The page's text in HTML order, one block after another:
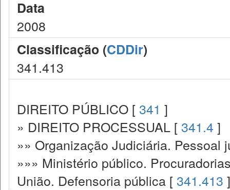
Data
2008
Classificação (CDDir)
341.413
DIREITO PÚBLICO [ 341 ]
» DIREITO PROCESSUAL [ 341.4 ]
»» Organização Judiciária. Pessoal
»»» Ministério público.
União. Defensoria pública [ 341.413 ]